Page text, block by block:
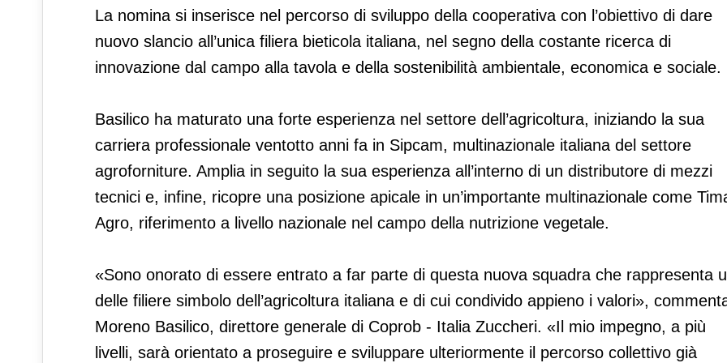
La nomina si inserisce nel percorso di sviluppo della cooperativa con l’obiettivo di dare
nuovo slancio all’unica filiera bieticola italiana, nel segno della costante ricerca di
innovazione dal campo alla tavola e della sostenibilità ambientale, economica e sociale.
Basilico ha maturato una forte esperienza nel settore dell’agricoltura, iniziando la sua
carriera professionale ventotto anni fa in Sipcam, multinazionale italiana del settore
agroforniture. Amplia in seguito la sua esperienza all’interno di un distributore di mezzi
tecnici e, infine, ricopre una posizione apicale in un’importante multinazionale come
Agro, riferimento a livello nazionale nel campo della nutrizione vegetale.
«Sono onorato di essere entrato a far parte di questa nuova squadra che rappresenta
delle filiere simbolo dell’agricoltura italiana e di cui condivido appieno i valori»,
Moreno Basilico, direttore generale di Coprob - Italia Zuccheri. «Il mio impegno, a più
livelli, sarà orientato a proseguire e sviluppare ulteriormente il percorso collettivo già